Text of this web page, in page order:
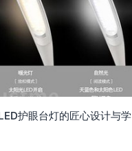
护眼台灯的匠心设计与学